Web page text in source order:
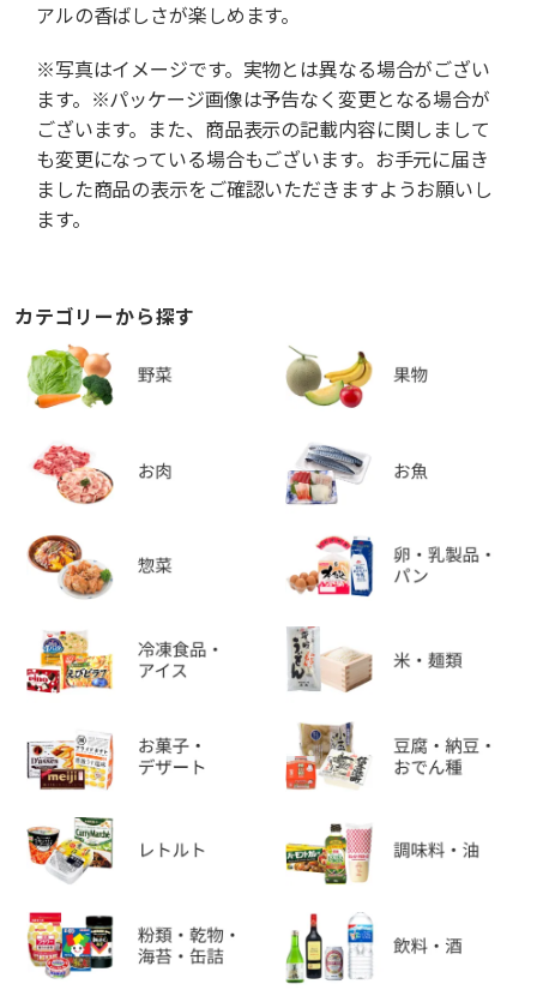
アルの香ばしさが楽しめます。
※写真はイメージです。実物とは異なる場合がござい
ます。※パッケージ画像は予告なく変更となる場合が
ございます。また、商品表示の記載内容に関しまして
も変更になっている場合もございます。お手元に届き
ました商品の表示をご確認いただきますようお願いし
ます。
カテゴリーから探す